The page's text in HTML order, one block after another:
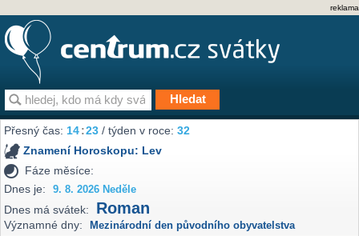
reklama
Přesný čas:14:23 / týden v roce:32
Znamení Horoskopu: Lev
Fáze měsíce:
Dnes je:
9. 8. 2026 Neděle
Dnes má svátek: Roman
Významné dny: Mezinárodní den původního obyvatelstva